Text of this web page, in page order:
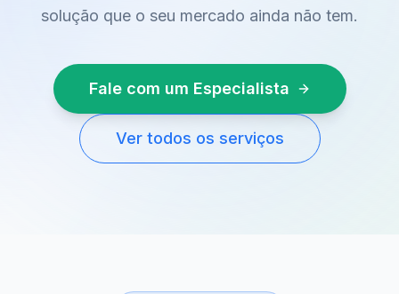
solução que o seu mercado ainda não tem.
Fale com um Especialista
Ver todos os serviços